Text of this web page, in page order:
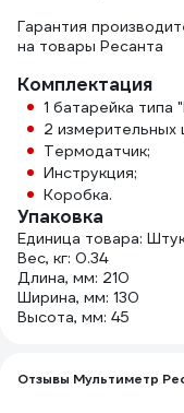
Гарантия
на товары Ресанта
Комплектация
1 батарейка типа
2 измерительных
Термодатчик;
Инструкция;
Коробка.
Упаковка
Единица товара:
Вес, кг: 0.34
Длина, мм: 210
Ширина, мм: 130
Высота, мм: 45
Отзывы Мультиметр